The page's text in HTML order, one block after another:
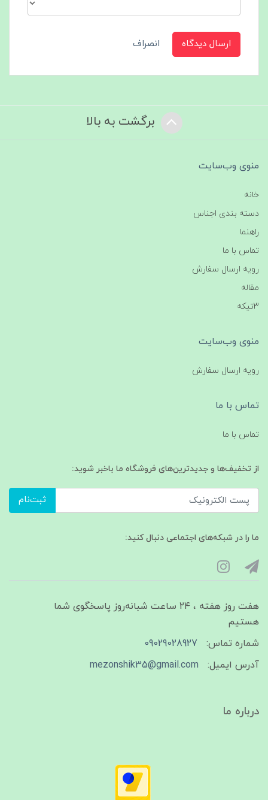
ارسال دیدگاه انصراف
برگشت به بالا
منوی وب‌سایت
خانه
دسته بندی اجناس
راهنما
تماس با ما
رویه ارسال سفارش
مقاله
3تیکه
منوی وب‌سایت
رویه ارسال سفارش
تماس با ما
تماس با ما
از تخفیف‌ها و جدیدترین‌های فروشگاه ما باخبر شوید:
ثبت‌نام
ما را در شبکه‌های اجتماعی دنبال کنید:
هفت روز هفته ، ۲۴ ساعت شبانه‌روز پاسخگوی شما
هستیم
شماره تماس:
09029028927
آدرس ایمیل:
mezonshik35@gmail.com
درباره ما